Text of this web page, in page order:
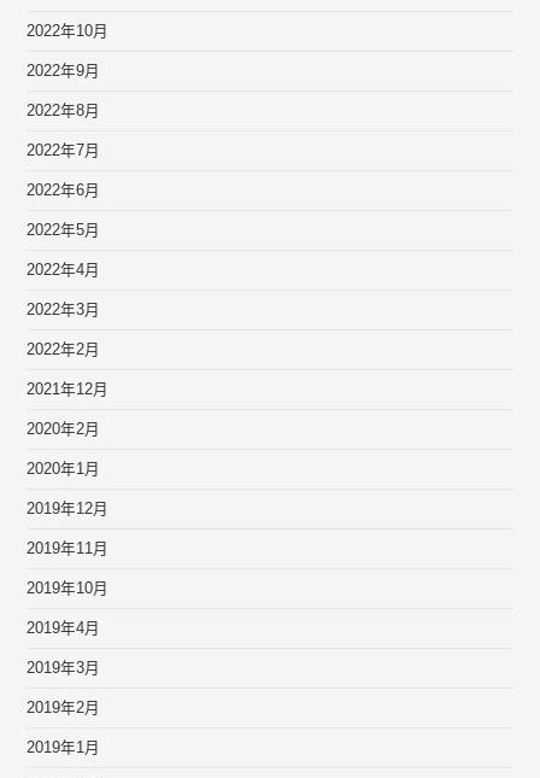
2022年10月
2022年9月
2022年8月
2022年7月
2022年6月
2022年5月
2022年4月
2022年3月
2022年2月
2021年12月
2020年2月
2020年1月
2019年12月
2019年11月
2019年10月
2019年4月
2019年3月
2019年2月
2019年1月